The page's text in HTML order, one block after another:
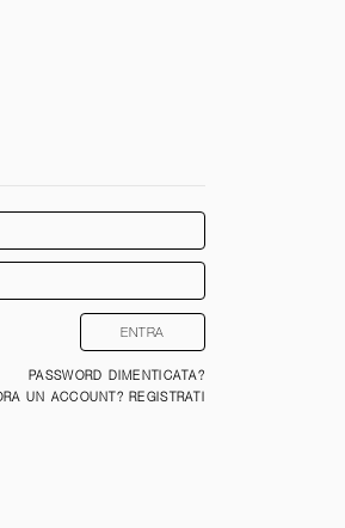
PASSWORD DIMENTICATA?
UN ACCOUNT? REGISTRATI